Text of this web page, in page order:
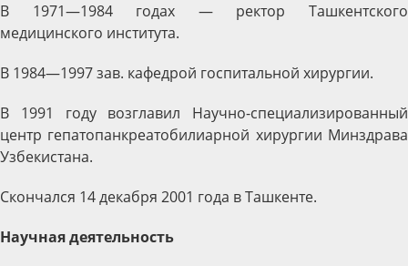
В 1971—1984 годах — ректор Ташкентского
медицинского института.
В 1984—1997 зав. кафедрой госпитальной хирургии.
В 1991 году возглавил Научно-специализированный
центр гепатопанкреатобилиарной хирургии Минздрава
Узбекистана.
Скончался 14 декабря 2001 года в Ташкенте.
Научная деятельность